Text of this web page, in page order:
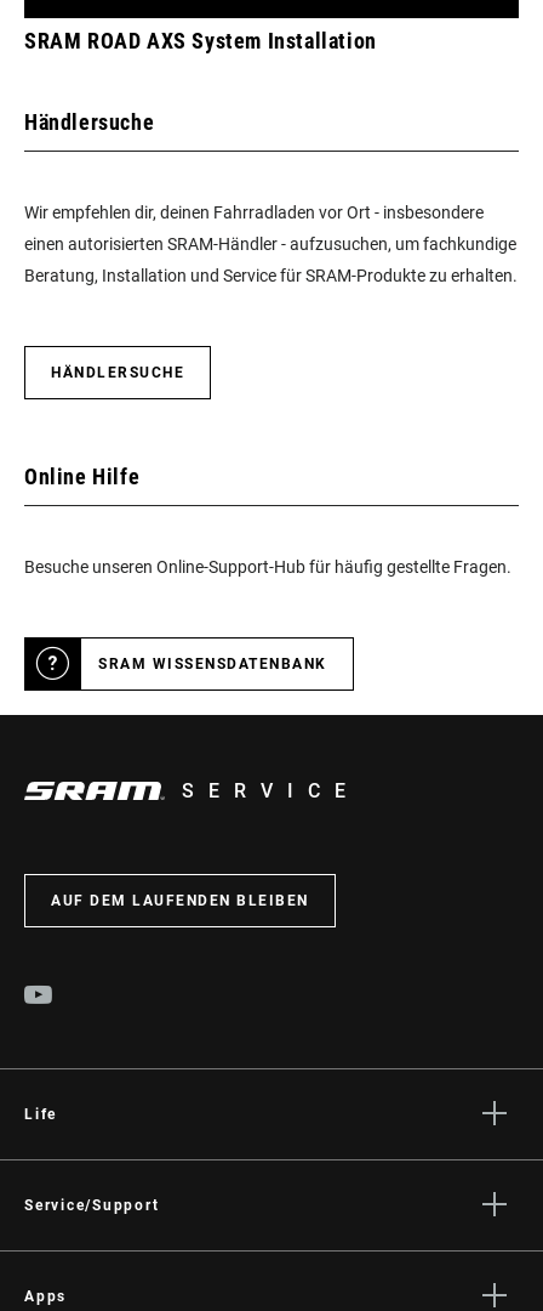
SRAM ROAD AXS System Installation
Händlersuche
Wir empfehlen dir, deinen Fahrradladen vor Ort - insbesondere
einen autorisierten SRAM-Händler - aufzusuchen, um fachkundige
Beratung, Installation und Service für SRAM-Produkte zu erhalten.
HÄNDLERSUCHE
Online Hilfe
Besuche unseren Online-Support-Hub für häufig gestellte Fragen.
SRAM WISSENSDATENBANK
SERVICE
AUF DEM LAUFENDEN BLEIBEN
Life
Kultur
Service/Support
Händler Support
Apps